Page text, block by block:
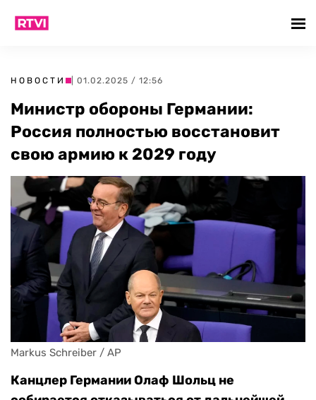
НОВОСТИ | 01.02.2025 / 12:56
Министр обороны Германии:
Россия полностью восстановит
свою армию к 2029 году
Markus Schreiber / AP
Канцлер Германии Олаф Шольц не